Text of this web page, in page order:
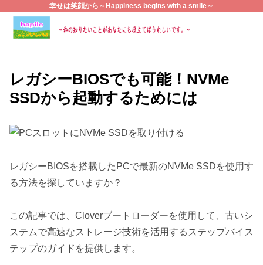
幸せは笑顔から～Happiness begins with a smile～
レガシーBIOSでも可能！NVMe
SSDから起動するためには
レガシーBIOSを搭載したPCで最新のNVMe SSDを使用す
る方法を探していますか？
この記事では、Cloverブートローダーを使用して、古いシ
ステムで高速なストレージ技術を活用するステップバイス
テップのガイドを提供します。